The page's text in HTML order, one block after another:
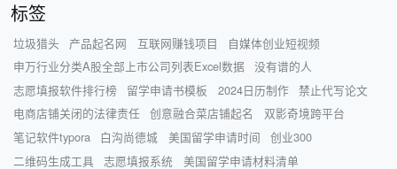
标签
垃圾猎头 产品起名网 互联网赚钱项目
自媒体创业短视频
申万行业分类A股全部上市公司列表Excel数据
没有谱的人
志愿填报软件排行榜
留学申请书模板 2024日历制作
禁止代写论文
电商店铺关闭的法律责任
创意融合菜店铺起名
双影奇境跨平台
笔记软件typora
白沟尚德城 美国留学申请时间
创业300
二维码生成工具
志愿填报系统 美国留学申请材料清单